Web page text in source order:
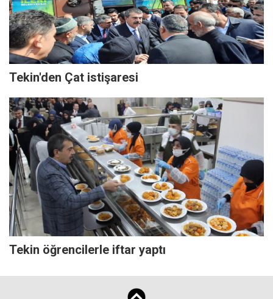
Tekin'den Çat istişaresi
Tekin öğrencilerle iftar yaptı